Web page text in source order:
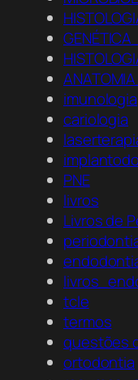
imunologia
cariologia
PNE
livros
Livros de
tcle
termos
questões
ortodontia